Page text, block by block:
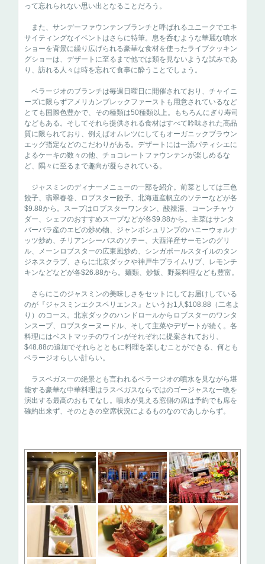
って忘れられない思い出となることだろう。
また、サンデーファウンテンブランチと呼ばれるユニークでエキ
サイティングなイベントはさらに特筆。息を呑むような華麗な噴水
ショーを背景に繰り広げられる豪華な食材を使ったライブクッキン
グショーは、デザートに至るまで他では類を見ないような試みであ
り、訪れる人々は時を忘れて食事に酔うことでしょう。
ベラージオのブランチは毎週日曜日に開催されており、チャイニ
ーズに限らずアメリカンブレックファーストも用意されているなど
とても国際色豊かで、その種類は50種類以上。もちろんにぎり寿司
などもある。そしてそれら提供される食材はすべて吟味された高品
質に限られており、例えばオムレツにしてもオーガニックブラウン
エッグ指定などのこだわりがある。デザートには一流パティシエに
よるケーキの数々の他、チョコレートファウンテンが楽しめるな
ど、隅々に至るまで趣向が凝らされている。
ジャスミンのディナーメニューの一部を紹介。前菜としては三色
餃子、翡翠春巻、ロブスター餃子、北海道産帆立のソテーなどが各
$9.88から。スープはロブスターワンタン、酸辣湯、コーンチャウ
ダー、シェフのおすすめスープなどが各$9.88から。主菜はサンタ
バーバラ産のエビの炒め物、ジャンボシュリンプのハニーウォルナ
ッツ炒め、チリアンシーバスのソテー、大西洋産サーモンのグリ
ル、メーンロブスターの広東風炒め、シンガポールスタイルのタン
ジネスクラブ、さらに北京ダックや神戸牛プライムリブ、レモンチ
キンなどなどが各$26.88から。麺類、炒飯、野菜料理なども豊富。
さらにこのジャスミンの美味しさをセットにしてお届けしている
のが『ジャスミンエクスペリエンス』というお1人$108.88（二名よ
り）のコース。北京ダックのハンドロールからロブスターのワンタ
ンスープ、ロブスターヌードル、そして主菜やデザートが続く。各
料理にはベストマッチのワインがそれぞれに提案されており、
$48.88の追加でそれらとともに料理を楽しむことができる、何とも
ベラージオらしい計らい。
ラスベガス一の絶景とも言われるベラージオの噴水を見ながら堪
能する豪華な中華料理はラスベガスならではのゴージャスな一晩を
演出する最高のおもてなし。噴水が見える窓側の席は予約でも席を
確約出来ず、そのときの空席状況によるものなのであしからず。